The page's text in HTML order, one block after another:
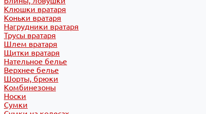
Клюшки вратаря
Коньки вратаря
Нагрудники вратаря
Трусы вратаря
Шлем вратаря
Щитки вратаря
Нательное белье
Верхнее белье
Шорты, брюки
Комбинезоны
Носки
Сумки